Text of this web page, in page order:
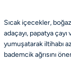
Sıcak içecekler,
adaçayı, papatya
yumuşatarak iltihabı
bademcik ağrısını